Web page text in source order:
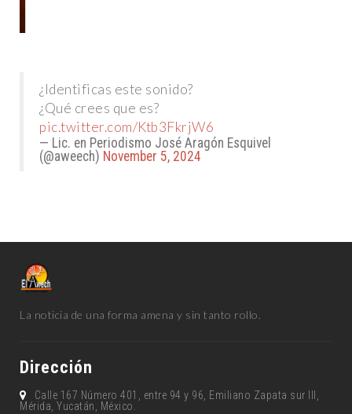
¿Identificas este sonido?
¿Qué crees que es?
pic.twitter.com/Ktb3FkrjW6
— Lic. en Periodismo José Aragón Esquivel
(@aweech) November 5, 2024
La noticia de una forma amena y sin tanto rollo.
Dirección
Calle 167 Número 401, entre 94 y 96, Emiliano Zapata sur lll,
Mérida, Yucatán, México.